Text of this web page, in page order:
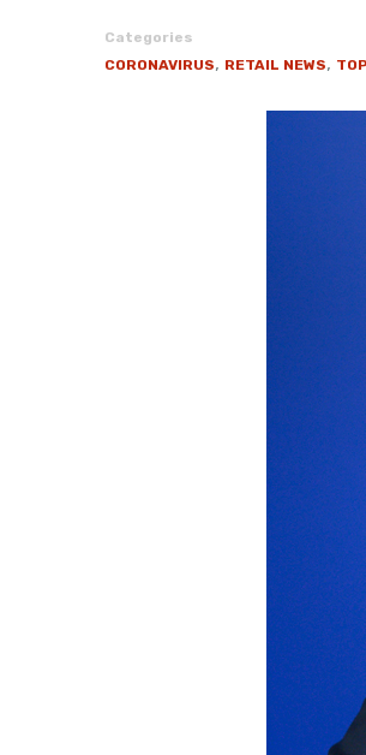
Categories
CORONAVIRUS, RETAIL NEWS,